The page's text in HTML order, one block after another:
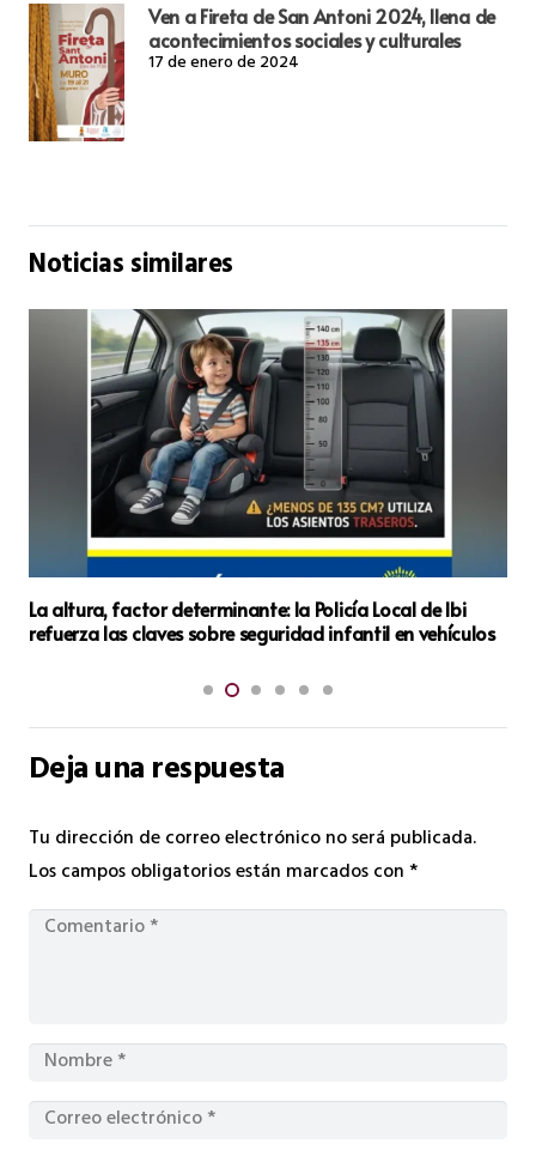
Ven a Fireta de San Antoni 2024, llena de
acontecimientos sociales y culturales
17 de enero de 2024
Noticias similares
Ibi Despliega una Completa Agenda Cultural y Festiva
Para Amenizar el Mes de Agosto
Deja una respuesta
Tu dirección de correo electrónico no será publicada.
Los campos obligatorios están marcados con*